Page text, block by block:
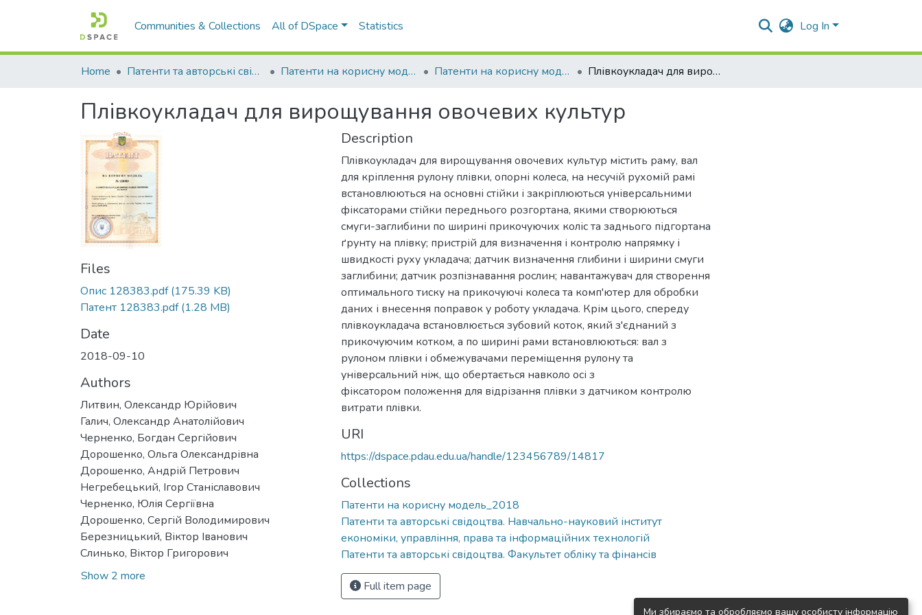
Communities & Collections All of DSpace Statistics Log In
Home Патенти та авторські свідоцтва Патенти на корисну модель Патенти на корисну модель_2018 Плівкоукладач для вирощування овочевих культур
Плівкоукладач для вирощування овочевих культур
Files
Опис 128383.pdf(175.39 KB)
Патент 128383.pdf(1.28 MB)
Date
2018-09-10
Authors
Литвин, Олександр Юрійович
Галич, Олександр Анатолійович
Черненко, Богдан Сергійович
Дорошенко, Ольга Олександрівна
Дорошенко, Андрій Петрович
Негребецький, Ігор Станіславович
Черненко, Юлія Сергіївна
Дорошенко, Сергій Володимирович
Березницький, Віктор Іванович
Слинько, Віктор Григорович
Show 2 more
Description
Плівкоукладач для вирощування овочевих культур містить раму, вал
для кріплення рулону плівки, опорні колеса, на несучій рухомій рамі
встановлюються на основні стійки і закріплюються універсальними
фіксаторами стійки переднього розгортана, якими створюються
смуги-заглибини по ширині прикочуючих коліс та заднього підгортана
ґрунту на плівку; пристрій для визначення і контролю напрямку і
швидкості руху укладача; датчик визначення глибини і ширини смуги
заглибини; датчик розпізнавання рослин; навантажувач для створення
оптимального тиску на прикочуючі колеса та комп'ютер для обробки
даних і внесення поправок у роботу укладача. Крім цього, спереду
плівкоукладача встановлюється зубовий коток, який з'єднаний з
прикочуючим котком, а по ширині рами встановлюються: вал з
рулоном плівки і обмежувачами переміщення рулону та
універсальний ніж, що обертається навколо осі з
фіксатором положення для відрізання плівки з датчиком контролю
витрати плівки.
URI
https://dspace.pdau.edu.ua/handle/123456789/14817
Collections
Патенти на корисну модель_2018
Патенти та авторські свідоцтва. Навчально-науковий інститут
економіки, управління, права та інформаційних технологій
Патенти та авторські свідоцтва. Факультет обліку та фінансів
Full item page
Ми збираємо та обробляємо вашу особисту інформацію